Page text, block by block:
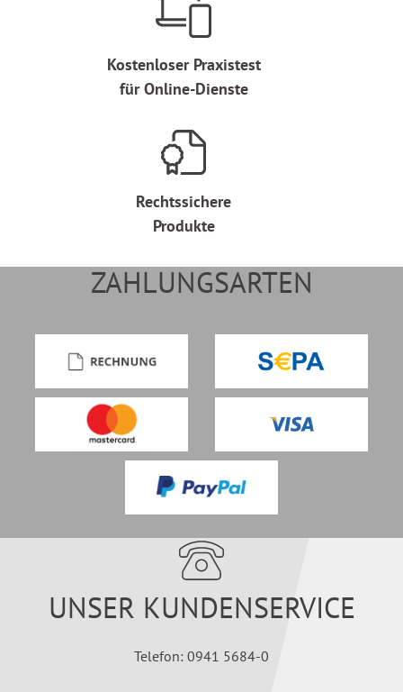
Kostenloser Praxistest
für Online-Dienste
Rechtssichere
Produkte
ZAHLUNGSARTEN
UNSER KUNDENSERVICE
Telefon: 0941 5684-0